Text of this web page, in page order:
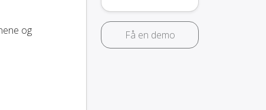
og
Få en demo